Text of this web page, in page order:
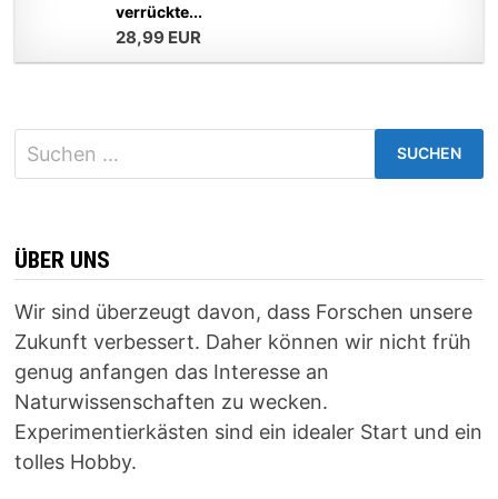
verrückte...
28,99 EUR
Suchen
nach:
ÜBER UNS
Wir sind überzeugt davon, dass Forschen unsere
Zukunft verbessert. Daher können wir nicht früh
genug anfangen das Interesse an
Naturwissenschaften zu wecken.
Experimentierkästen sind ein idealer Start und ein
tolles Hobby.